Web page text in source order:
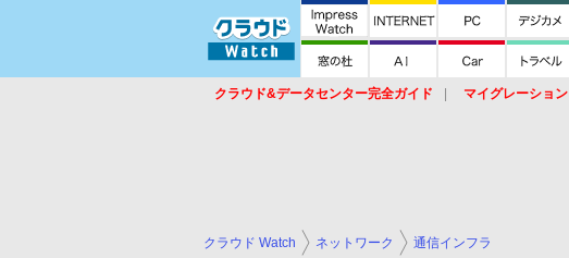
クラウド&データセンター完全ガイド マイグレーション
クラウド Watch ネットワーク 通信インフラ